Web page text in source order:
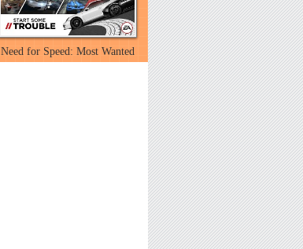
Need for Speed: Most Wanted